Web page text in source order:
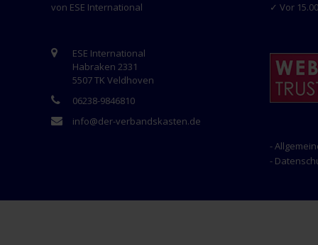
von ESE International
ESE International
Habraken 2331
5507 TK Veldhoven
06238-9846810
info@der-verbandskasten.de
✓ Vor
-
-